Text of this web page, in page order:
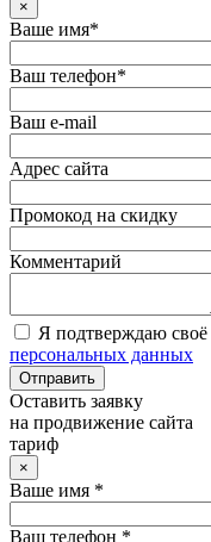
×
Ваше имя*
Ваш телефон*
Ваш e-mail
Адрес сайта
Промокод на скидку
Комментарий
Я подтверждаю своё
персональных данных
Отправить
Оставить заявку
на продвижение сайта
тариф
×
Ваше имя *
Ваш телефон *